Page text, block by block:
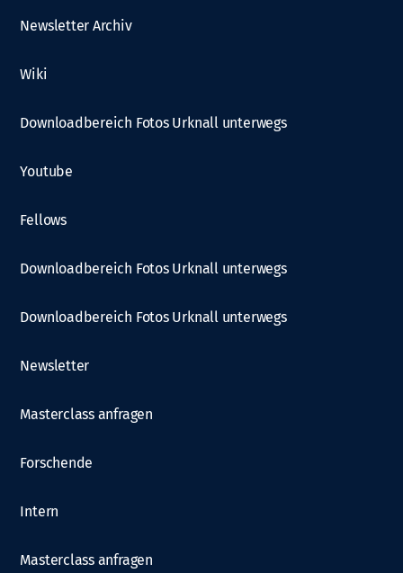
Newsletter Archiv
Wiki
Downloadbereich Fotos Urknall unterwegs
Youtube
Fellows
Downloadbereich Fotos Urknall unterwegs
Downloadbereich Fotos Urknall unterwegs
Newsletter
Masterclass anfragen
Forschende
Intern
Masterclass anfragen